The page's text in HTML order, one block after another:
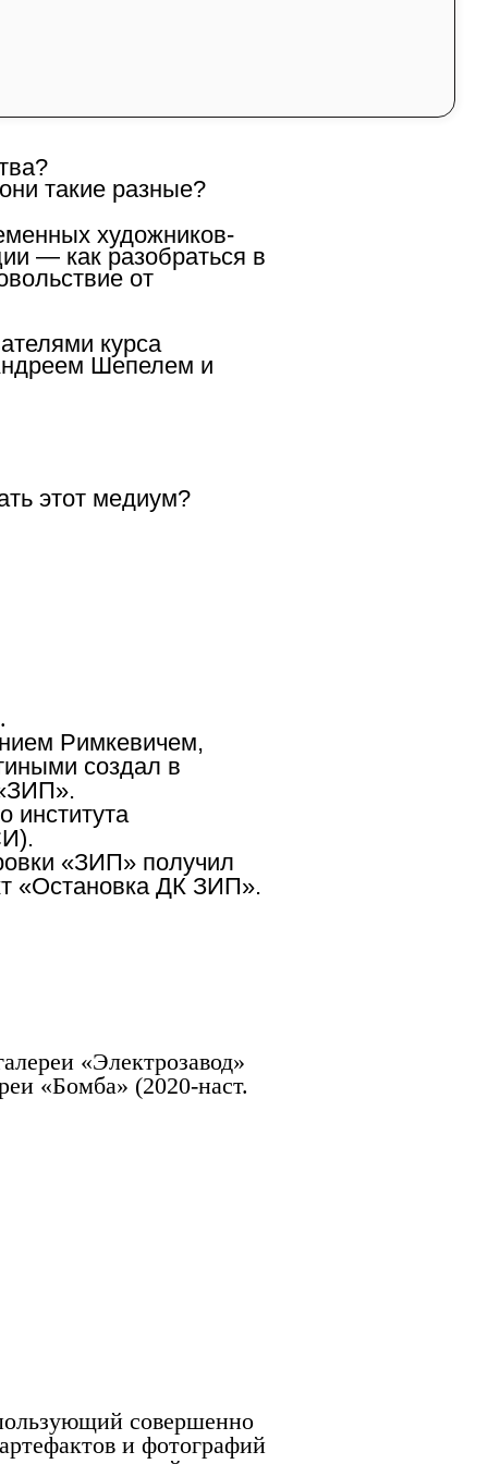
жанр или просто
такие разные?
художников-
— как разобраться в
от
курса
Шепелем и
этот медиум?
Римкевичем,
создал в
института
«ЗИП» получил
«Остановка ДК ЗИП».
«Электрозавод»
«Бомба» (2020-наст.
совершенно
и фотографий